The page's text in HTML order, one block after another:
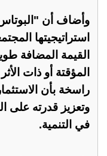
وأضاف أن
استراتيجيتها
القيمة المضافة
المؤقتة أو ذات
راسخة بأن
وتعزيز قدرته على
في التنمية.